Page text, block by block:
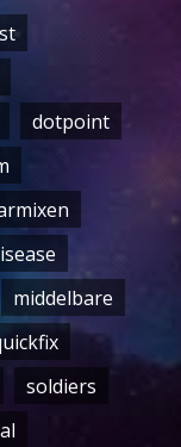
dotpoint
middelbare
soldiers